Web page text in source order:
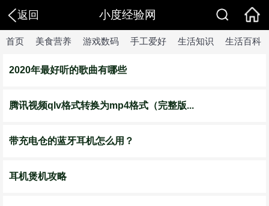
返回 小度经验网
首页 美食营养 游戏数码 手工爱好 生活知识 生活百科
2020年最好听的歌曲有哪些
腾讯视频qlv格式转换为mp4格式（完整版...
带充电仓的蓝牙耳机怎么用？
耳机煲机攻略